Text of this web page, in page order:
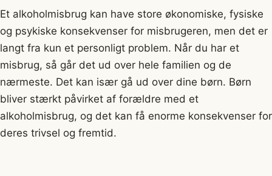
Et alkoholmisbrug kan have store økonomiske, fysiske
og psykiske konsekvenser for misbrugeren, men det er
langt fra kun et personligt problem. Når du har et
misbrug, så går det ud over hele familien og de
nærmeste. Det kan især gå ud over dine børn. Børn
bliver stærkt påvirket af forældre med et
alkoholmisbrug, og det kan få enorme konsekvenser for
deres trivsel og fremtid.